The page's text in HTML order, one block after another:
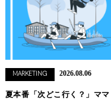
MARKETING 2026.08.06
夏本番「次どこ行く？」マ